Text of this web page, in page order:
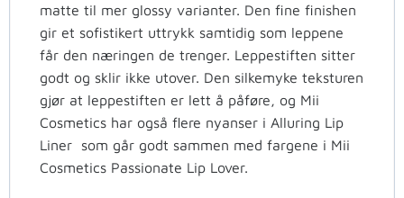
matte til mer glossy varianter. Den fine finishen
gir et sofistikert uttrykk samtidig som leppene
får den næringen de trenger. Leppestiften sitter
godt og sklir ikke utover. Den silkemyke teksturen
gjør at leppestiften er lett å påføre, og Mii
Cosmetics har også flere nyanser i Alluring Lip
Liner som går godt sammen med fargene i Mii
Cosmetics Passionate Lip Lover.